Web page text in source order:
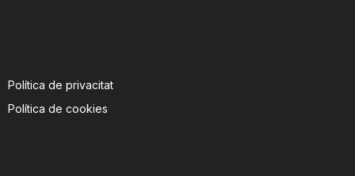
Política de privacitat
Política de cookies